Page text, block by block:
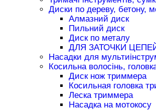
Диски по дереву, бетону,
Алмазний диск
Пильний диск
Диск по металу
ДЛЯ ЗАТОЧКИ
Насадки для
Косильна волосінь,
Диск нож триммера
Косильная головка
Леска триммера
Насадка на мотокосу